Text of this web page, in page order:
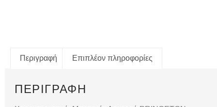
Περιγραφή Επιπλέον πληροφορίες
ΠΕΡΙΓΡΑΦΉ